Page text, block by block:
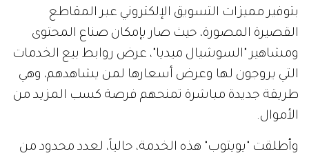
بتوفير مميزات التسويق الإلكتروني عبر المقاطع
القصيرة المصورة، حيث صار بإمكان صناع المحتوى
ومشاهير "السوشيال ميديا"، عرض روابط بيع الخدمات
التي يروجون لها وعرض أسعارها لمن يشاهدهم، وهي
طريقة جديدة مباشرة تمنحهم فرصة كسب المزيد من
الأموال.
وأطلقت "يويتوب" هذه الخدمة، حالياً، لعدد محدود من